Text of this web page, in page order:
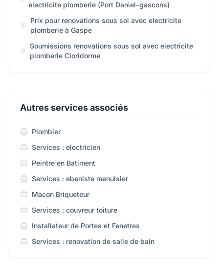
electricite plomberie (Port Daniel–gascons)
Prix pour renovations sous sol avec electricite
plomberie à Gaspe
Soumissions renovations sous sol avec electricite
plomberie Cloridorme
Autres services associés
Plombier
Services : electricien
Peintre en Batiment
Services : ebeniste menuisier
Macon Briqueteur
Services : couvreur toiture
Installateur de Portes et Fenetres
Services : renovation de salle de bain